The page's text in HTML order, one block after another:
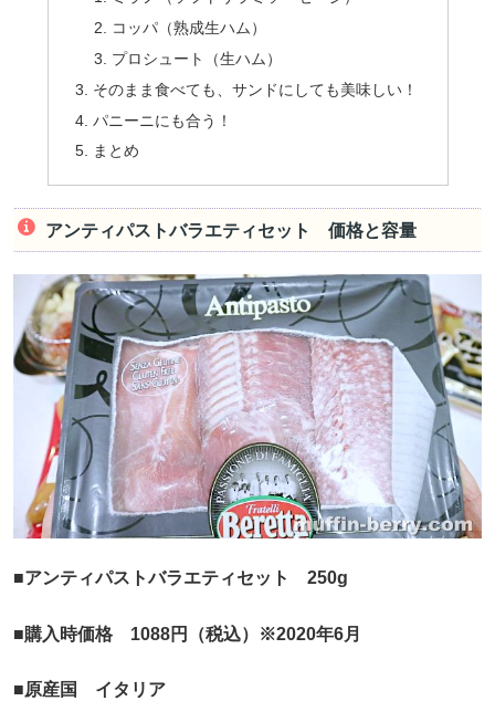
コッパ（熟成生ハム）
プロシュート（生ハム）
そのまま食べても、サンドにしても美味しい！
パニーニにも合う！
まとめ
アンティパストバラエティセット 価格と容量
■アンティパストバラエティセット 250g
■購入時価格 1088円（税込）※2020年6月
■原産国 イタリア